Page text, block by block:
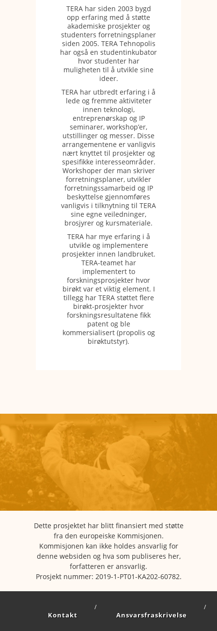
TERA har siden 2003 bygd
opp erfaring med å støtte
akademiske prosjekter og
studenters forretningsplaner
siden 2005. TERA Tehnopolis
har også en studentinkubator
hvor studenter har
muligheten til å utvikle sine
ideer.
TERA har utbredt erfaring i å
lede og fremme aktiviteter
innen teknologi,
entreprenørskap og IP
seminarer, workshop’er,
utstillinger og messer. Disse
arrangementene er vanligvis
nært knyttet til prosjekter og
spesifikke interesseområder.
Workshoper der man skriver
forretningsplaner, utvikler
forretningssamarbeid og IP
beskyttelse gjennomføres
vanligvis i tilknytning til TERA
sine egne veiledninger,
brosjyrer og kursmateriale.
TERA har mye erfaring i å
utvikle og implementere
prosjekter innen landbruket.
TERA-teamet har
implementert to
forskningsprosjekter hvor
birøkt var et viktig element. I
tillegg har TERA støttet flere
birøkt-prosjekter hvor
forskningsresultatene fikk
patent og ble
kommersialisert (propolis og
birøktutstyr).
Dette prosjektet har blitt finansiert med støtte
fra den europeiske Kommisjonen.
Kommisjonen kan ikke holdes ansvarlig for
denne websiden og hva som publiseres her,
forfatteren er ansvarlig.
Prosjekt nummer: 2019-1-PT01-KA202-60782.
Kontakt Ansvarsfraskrivelse